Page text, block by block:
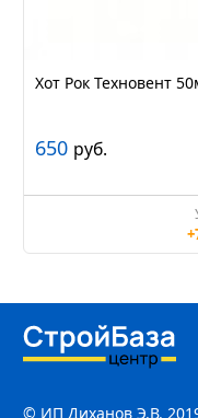
Хот Рок Техновент
650 руб.
© ИП Диханов Э.В.